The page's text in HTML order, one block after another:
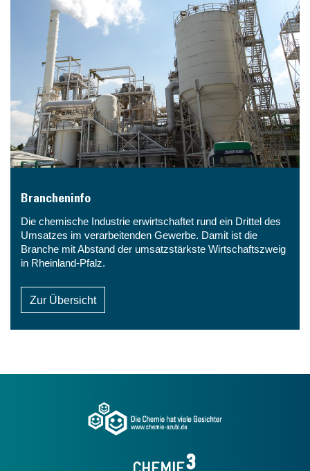
Brancheninfo
Die chemische Industrie erwirtschaftet rund ein Drittel des
Umsatzes im verarbeitenden Gewerbe. Damit ist die
Branche mit Abstand der umsatzstärkste Wirtschaftszweig
in Rheinland-Pfalz.
Zur Übersicht